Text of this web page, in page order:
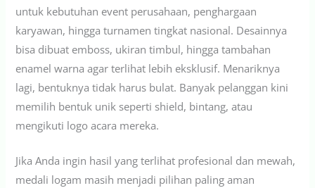
untuk kebutuhan event perusahaan, penghargaan
karyawan, hingga turnamen tingkat nasional. Desainnya
bisa dibuat emboss, ukiran timbul, hingga tambahan
enamel warna agar terlihat lebih eksklusif. Menariknya
lagi, bentuknya tidak harus bulat. Banyak pelanggan kini
memilih bentuk unik seperti shield, bintang, atau
mengikuti logo acara mereka.
Jika Anda ingin hasil yang terlihat profesional dan mewah,
medali logam masih menjadi pilihan paling aman